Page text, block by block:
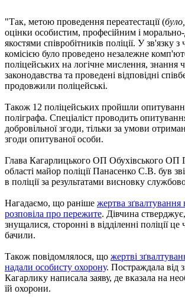
"Так, метою проведення переатестації (
оцінки особистим, професійним і
якостями співробітників поліції. У зв'язку
комісією було проведено незалежне
поліцейських на логічне мислення, знання
законодавства та проведені відповідні
продовжили поліцейські.
Також 12 поліцейських пройшли
поліграфа. Спеціаліст проводить
добровільної згоди, тільки за умови
згоди опитуваної особи.
Глава Кагарлицького ОП Обухівського ОП
області майор поліції Панасенко С.В. був
в поліції за результатами висновку
Нагадаємо, що раніше жертва
розповіла про пережите. Дівчина
знущалися, сторонні в відділенні поліції це
бачили.
Також повідомлялося, що жертві
надали особисту охорону. Постраждала від
Кагарлику написала заяву, де вказала на
їй охорони.